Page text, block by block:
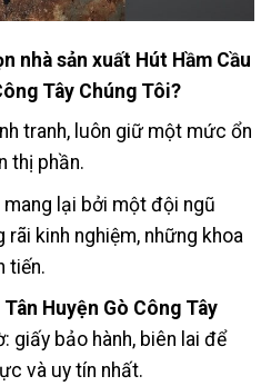
nhà sản xuất Hút Hầm Cầu
Tây Chúng Tôi?
tranh, luôn giữ một mức ổn
thị phần.
lại bởi một đội ngũ
kinh nghiệm, những khoa
tiến.
Huyện Gò Công Tây
giấy bảo hành, biên lai để
và uy tín nhất.